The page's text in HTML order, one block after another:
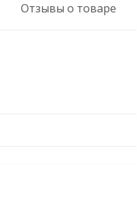
Отзывы о товаре